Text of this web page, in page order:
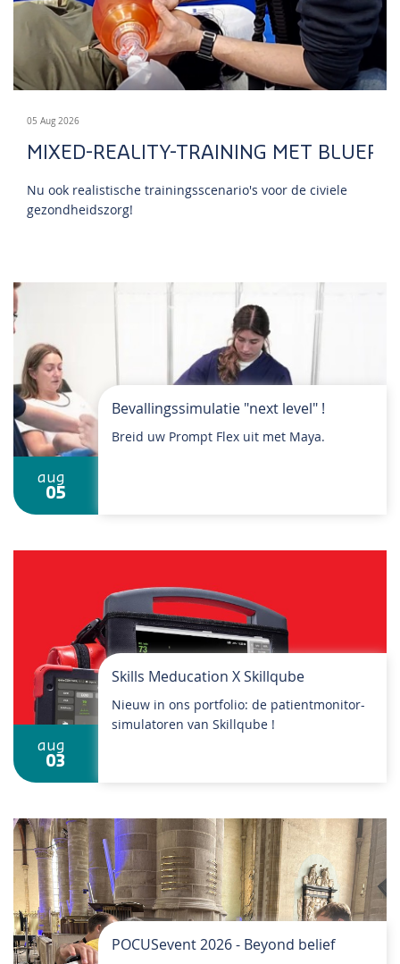
05 Aug 2026
MIXED-REALITY-TRAINING MET
Nu ook realistische trainingsscenario's voor de civiele
gezondheidszorg!
aug
05
Bevallingssimulatie "next level" !
Breid uw Prompt Flex uit met Maya.
aug
03
Skills Meducation X Skillqube
Nieuw in ons portfolio: de patientmonitor-
simulatoren van Skillqube !
POCUSevent 2026 - Beyond belief